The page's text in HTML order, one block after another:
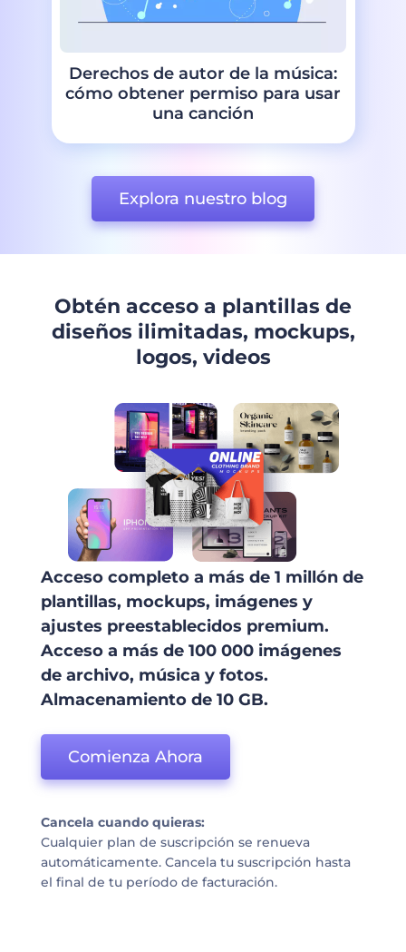
Derechos de autor de la música:
cómo obtener permiso para usar
una canción
Explora nuestro blog
Obtén acceso a plantillas de
diseños ilimitadas, mockups,
logos, videos
Acceso completo a más de 1 millón de
plantillas, mockups, imágenes y
ajustes preestablecidos premium.
Acceso a más de 100 000 imágenes
de archivo, música y fotos.
Almacenamiento de 10 GB.
Comienza Ahora
Cancela cuando quieras:
Cualquier plan de suscripción se renueva
automáticamente. Cancela tu suscripción hasta
el final de tu período de facturación.